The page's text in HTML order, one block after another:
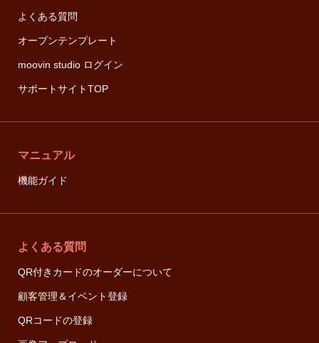
よくある質問
オープンテンプレート
moovin studio ログイン
サポートサイトTOP
マニュアル
機能ガイド
よくある質問
QR付きカードのオーダーについて
顧客管理＆イベント登録
QRコードの登録